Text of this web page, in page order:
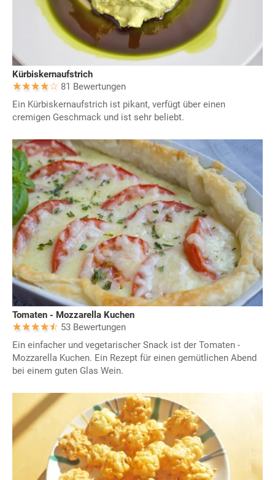
Kürbiskernaufstrich
81 Bewertungen
Ein Kürbiskernaufstrich ist pikant, verfügt über einen
cremigen Geschmack und ist sehr beliebt.
Tomaten - Mozzarella Kuchen
53 Bewertungen
Ein einfacher und vegetarischer Snack ist der Tomaten -
Mozzarella Kuchen. Ein Rezept für einen gemütlichen Abend
bei einem guten Glas Wein.